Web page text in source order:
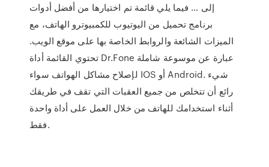
إلى … فيما يلي قائمة تم اختيارها من أفضل أدوات
برنامج تحميل من اليوتيوب للكمبيوترو الهاتف، مع
الميزات الشائعة والروابط الخاصة بها على موقع الويب.
تحتوي القائمة أداة Dr.Fone عبارة عن موسوعة شاملة
لإصلاح مشاكل الهواتف سواء IOS أو Android. شيء
رائع أن تتخلص من جميع العقبات التي تقف في طريقك
أثناء استخدامك للهاتف من خلال العمل على أداة واحدة
فقط.